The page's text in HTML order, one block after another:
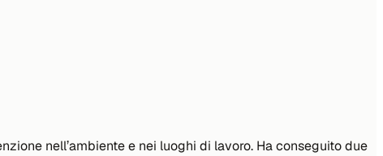
nell’ambiente e nei luoghi di lavoro. Ha conseguito due